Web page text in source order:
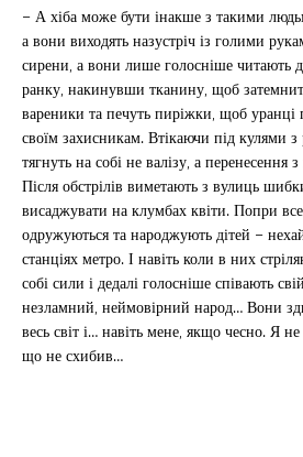
– А хіба може бути інакше з такими
а вони виходять назустріч із голими
сирени, а вони лише голосніше читають
ранку, накинувши тканину, щоб
вареники та печуть пиріжки, щоб уранці
своїм захисникам. Втікаючи під кулями з
тягнуть на собі не валізу, а перенесення
Після обстрілів виметають з вулиць
висаджувати на клумбах квіти. Попри
одружуються та народжують дітей –
станціях метро. І навіть коли в них
собі сили і дедалі голосніше співають
незламний, неймовірний народ… Вони
весь світ і… навіть мене, якщо чесно. Я
що не схибив…